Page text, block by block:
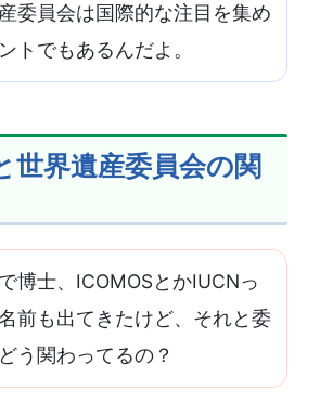
委員会は国際的な注目を集め
トでもあるんだよ。
世界遺産委員会の関
博士、ICOMOSとかIUCNっ
前も出てきたけど、それと委
う関わってるの？